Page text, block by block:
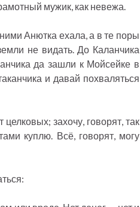
мужик, как невежа.
Анютка ехала, а в те поры
не видать. До Каланчика
да зашли к Мойсейке в
и давай похваляться
захочу, говорят, так
куплю. Всё, говорят, могу